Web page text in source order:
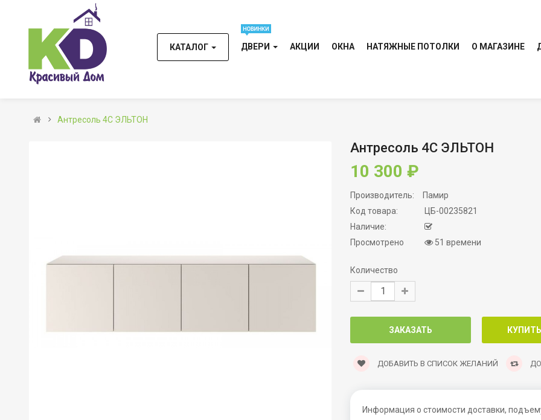
КАТАЛОГ ДВЕРИ АКЦИИ ОКНА НАТЯЖНЫЕ ПОТОЛКИ О МАГАЗИНЕ
Антресоль 4С ЭЛЬТОН
Антресоль 4С ЭЛЬТОН
10 300 ₽
Производитель:
Памир
Код товара:
ЦБ-00235821
Наличие:
Просмотрено
51 времени
Количество
ДОБАВИТЬ В СПИСОК ЖЕЛАНИЙ
Информация о стоимости доставки,